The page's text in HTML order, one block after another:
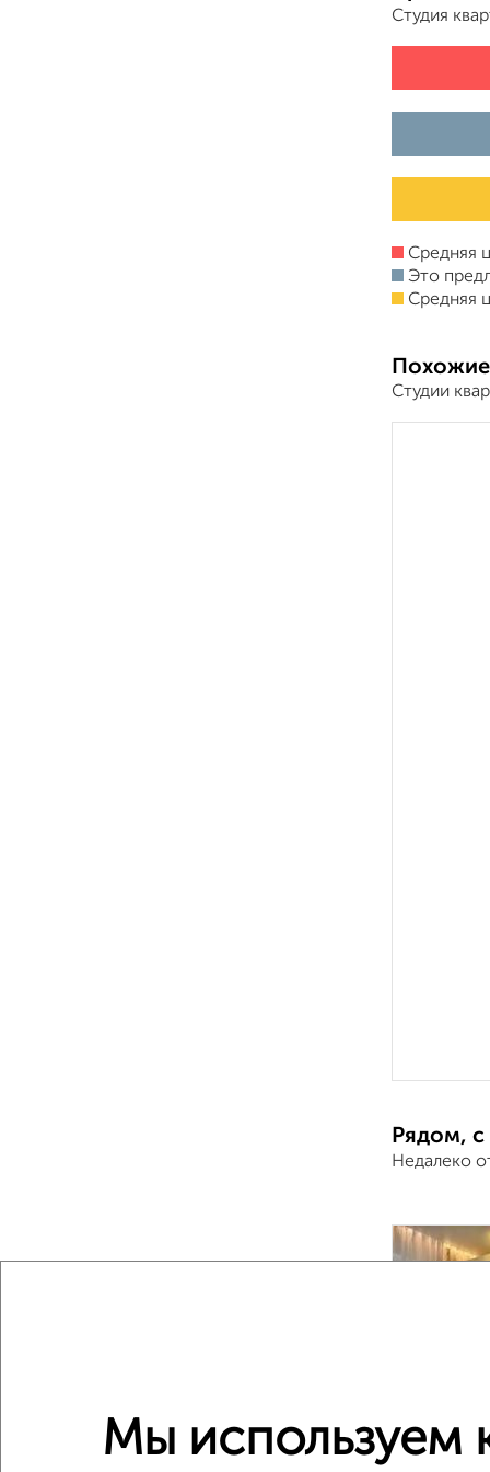
Студия
Средняя
Это
Средняя
Студии
Рядом,
Недалеко
2/2
Мы используем